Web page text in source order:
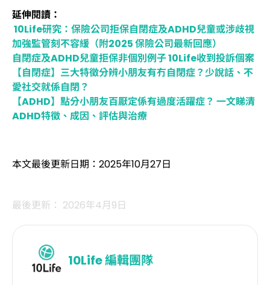
延伸閱讀：
10Life研究：保險公司拒保自閉症及ADHD兒童或涉歧視
加強監管刻不容緩（附2025 保險公司最新回應）
自閉症及ADHD兒童拒保非個別例子 10Life收到投訴個案
【自閉症】三大特徵分辨小朋友有冇自閉症？少說話、不
愛社交就係自閉？
【ADHD】點分小朋友百厭定係有過度活躍症？ 一文睇清
ADHD特徵、成因、評估與治療
本文最後更新日期：2025年10月27日
最後更新： 2026年4月9日
10Life編輯團隊